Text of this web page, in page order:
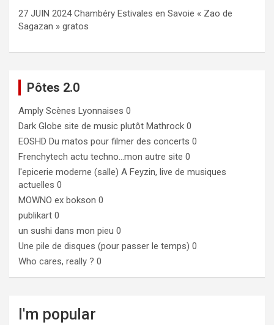
27 JUIN 2024 Chambéry Estivales en Savoie « Zao de
Sagazan » gratos
Pôtes 2.0
Amply Scènes Lyonnaises 0
Dark Globe site de music plutôt Mathrock 0
EOSHD Du matos pour filmer des concerts 0
Frenchytech actu techno…mon autre site 0
l'epicerie moderne (salle) A Feyzin, live de musiques
actuelles 0
MOWNO ex bokson 0
publikart 0
un sushi dans mon pieu 0
Une pile de disques (pour passer le temps) 0
Who cares, really ? 0
I'm popular